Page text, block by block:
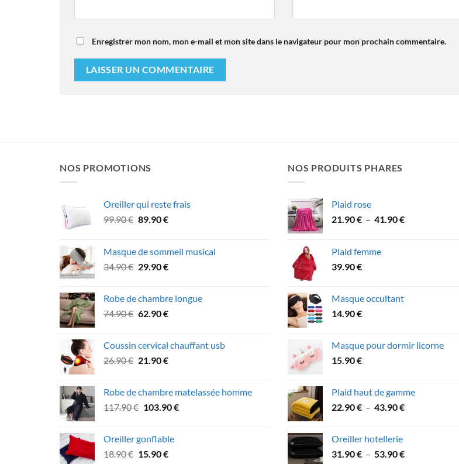
Enregistrer mon nom, mon e-mail et mon site dans le navigateur pour mon prochain commentaire.
NOS PROMOTIONS
Oreiller qui reste frais
99.90€ Le
était :
99.90 €.
89.90€Le
est :
89.90 €.
Masque de sommeil musical
34.90€ Le
était :
34.90 €.
29.90€Le
est :
29.90 €.
Robe de chambre longue
74.90€ Le
était :
74.90 €.
62.90€Le
est :
62.90 €.
Coussin cervical chauffant usb
26.90€ Le
était :
26.90 €.
21.90€Le
est :
21.90 €.
Robe de chambre matelassée homme
117.90€ Le
était :
117.90 €.
103.90€Le
Oreiller gonflable
18.90€ Le
15.90€Le
NOS PRODUITS PHARES
Plaid rose
21.90€ – 41.90€Plage
Plaid femme
39.90€
Masque occultant
14.90€
Masque pour dormir licorne
15.90€
Plaid haut de gamme
22.90€ – 43.90€Plage
à
Oreiller hotellerie
31.90€ – 53.90€Plage